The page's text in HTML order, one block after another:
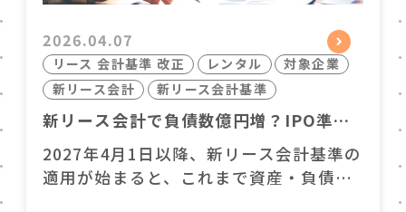
2026.04.07
リース 会計基準 改正 レンタル
対象企業
新リース会計
新リース会計基準
新リース会計で負債数億円増？IPO準備
企業が着手すべき財務防衛策
2027年4月1日以降、新リース会計基準の
適用が始まると、これまで資産・負債と